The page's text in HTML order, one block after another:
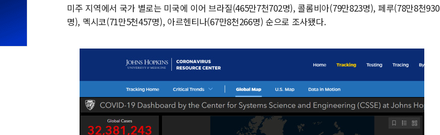
미주 지역에서 국가 별로는 미국에 이어 브라질(465만7천702명), 콜롬비아(79만823명), 페루(78만8천930
명), 멕시코(71만5천457명), 아르헨티나(67만8천266명) 순으로 조사됐다.